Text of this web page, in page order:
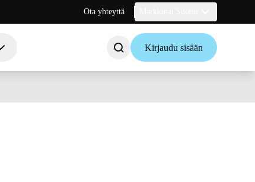
Ota yhteyttä
Kirjaudu sisään